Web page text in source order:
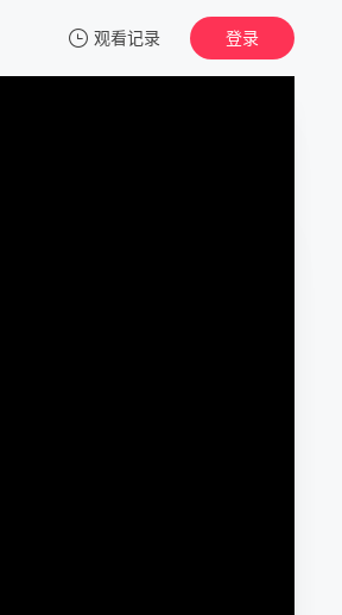
观看记录 登录